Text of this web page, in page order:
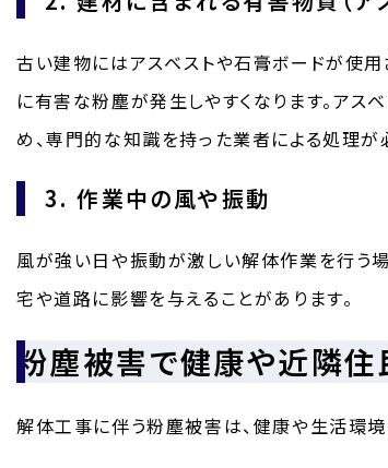
古い建物にはアスベストや石膏ボードが使用
に有害な粉塵が発生しやすくなります。ア
め、専門的な知識を持った業者による処理が
3. 作業中の風や振動
風が強い日や振動が激しい解体作業を行う
宅や道路に影響を与えることがあります。
粉塵被害で健康や近隣住
解体工事に伴う粉塵被害は、健康や生活環